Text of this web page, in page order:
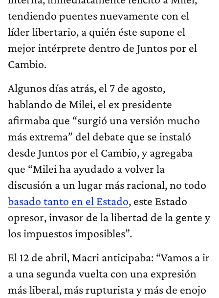
tendiendo puentes nuevamente con el
líder libertario, a quién éste supone el
mejor intérprete dentro de Juntos por el
Cambio.
Algunos días atrás, el 7 de agosto,
hablando de Milei, el ex presidente
afirmaba que “surgió una versión mucho
más extrema” del debate que se instaló
desde Juntos por el Cambio, y agregaba
que “Milei ha ayudado a volver la
discusión a un lugar más racional, no todo
basado tanto en el Estado, este Estado
opresor, invasor de la libertad de la gente y
los impuestos imposibles”.
El 12 de abril, Macri anticipaba: “Vamos a ir
a una segunda vuelta con una expresión
más liberal, más rupturista y más de enojo